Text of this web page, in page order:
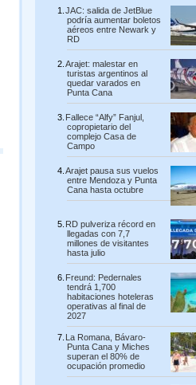
JAC: salida de JetBlue
podría aumentar boletos
aéreos entre Newark y
RD
Arajet: malestar en
turistas argentinos al
quedar varados en
Punta Cana
Fallece “Alfy” Fanjul,
copropietario del
complejo Casa de
Campo
Arajet pausa sus vuelos
entre Mendoza y Punta
Cana hasta octubre
RD pulveriza récord en
llegadas con 7,7
millones de visitantes
hasta julio
Freund: Pedernales
tendrá 1,700
habitaciones hoteleras
operativas al final de
2027
La Romana, Bávaro-
Punta Cana y Miches
superan el 80% de
ocupación promedio